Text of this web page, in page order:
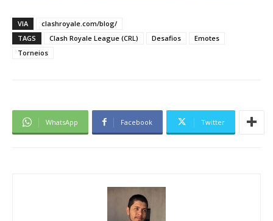
VIA
clashroyale.com/blog/
TAGS
Clash Royale League (CRL) Desafios
Emotes
Torneios
WhatsApp Facebook Twitter